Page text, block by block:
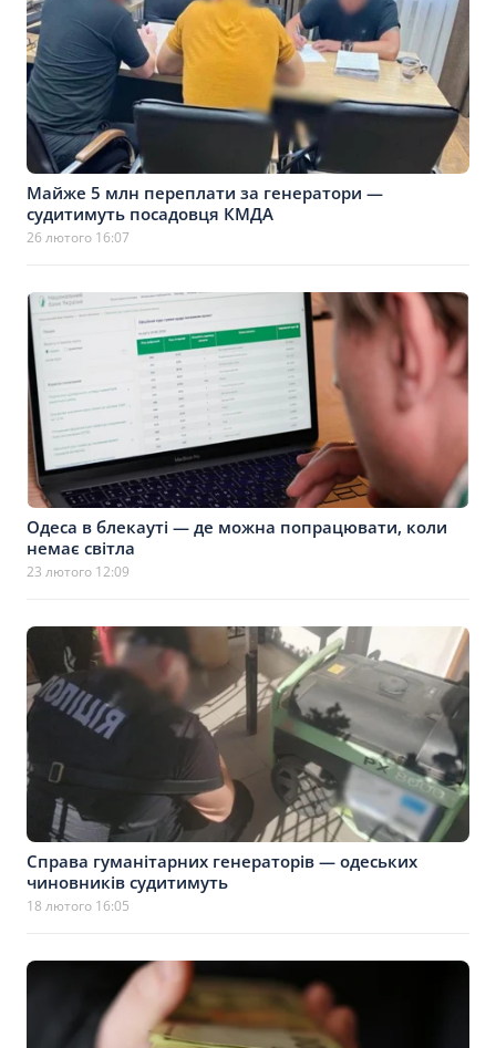
Майже 5 млн переплати за генератори —
судитимуть посадовця КМДА
26 лютого 16:07
Одеса в блекауті — де можна попрацювати, коли
немає світла
23 лютого 12:09
Справа гуманітарних генераторів — одеських
чиновників судитимуть
18 лютого 16:05